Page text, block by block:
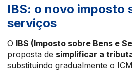
IBS: o novo imposto
serviços
O IBS (Imposto sobre Bens e
proposta de simplificar a
substituindo gradualmente o